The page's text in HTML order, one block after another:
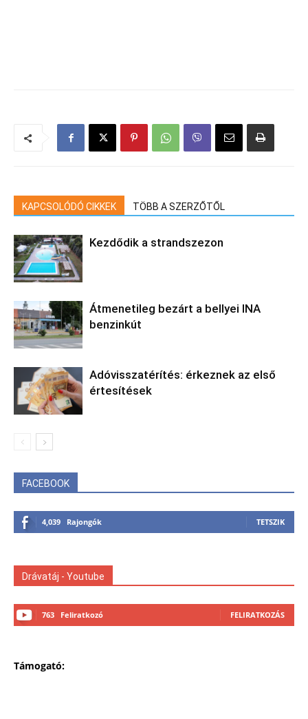
KAPCSOLÓDÓ CIKKEK TÖBB A SZERZŐTŐL
Kezdődik a strandszezon
Átmenetileg bezárt a bellyei INA
benzinkút
Adóvisszatérítés: érkeznek az első
értesítések
FACEBOOK
4,039 Rajongók TETSZIK
Drávatáj - Youtube
763 Feliratkozó FELIRATKOZÁS
Támogató: